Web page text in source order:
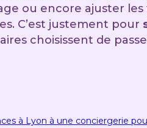
ou encore ajuster
C’est justement pour
choisissent de
à Lyon à une conciergerie